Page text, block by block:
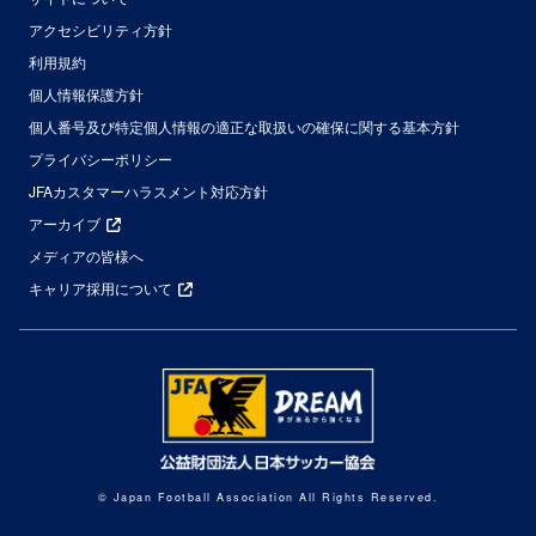
アクセシビリティ方針
利用規約
個人情報保護方針
個人番号及び特定個人情報の適正な取扱いの確保に関する基本方針
プライバシーポリシー
JFAカスタマーハラスメント対応方針
アーカイブ
メディアの皆様へ
キャリア採用について
© Japan Football Association All Rights Reserved.